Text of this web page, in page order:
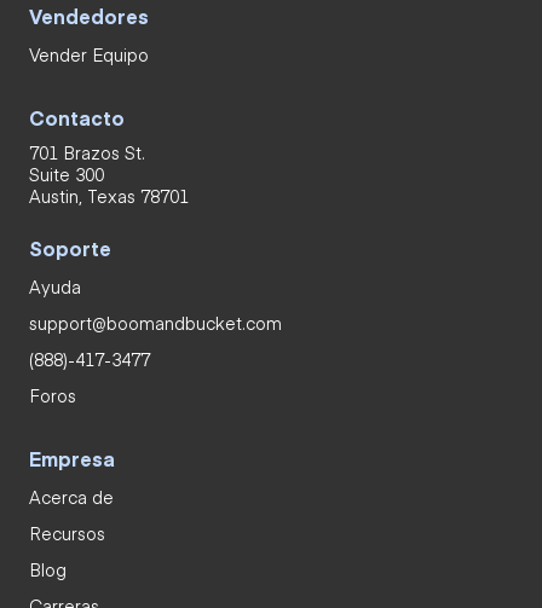
Vendedores
Vender Equipo
Contacto
701 Brazos St.
Suite 300
Austin, Texas 78701
Soporte
Ayuda
support@boomandbucket.com
(888)-417-3477
Foros
Empresa
Acerca de
Recursos
Blog